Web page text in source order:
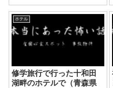
ホテル
修学旅行で行った十和田
湖畔のホテルで（青森県